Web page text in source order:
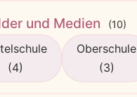
und Medien (10)
(4)
Oberschule
(3)